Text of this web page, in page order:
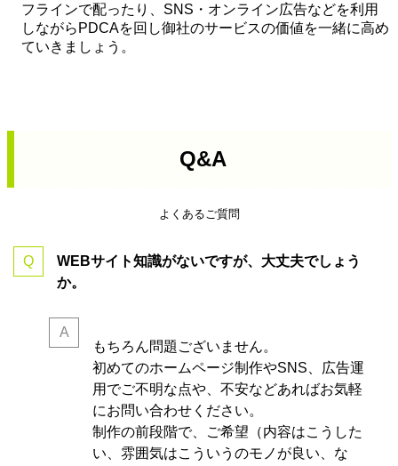
フラインで配ったり、SNS・オンライン広告などを利用
しながらPDCAを回し御社のサービスの価値を一緒に高め
ていきましょう。
Q&A
よくあるご質問
WEBサイト知識がないですが、大丈夫でしょう
か。
もちろん問題ございません。
初めてのホームページ制作やSNS、広告運
用でご不明な点や、不安などあればお気軽
にお問い合わせください。
制作の前段階で、ご希望（内容はこうした
い、雰囲気はこういうのモノが良い、な